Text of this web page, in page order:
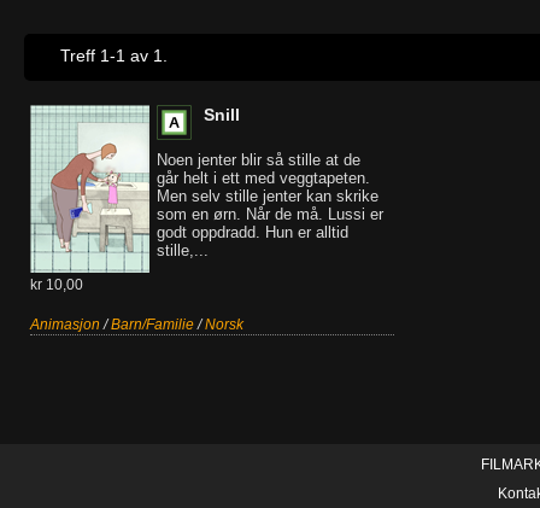
Treff 1-1 av 1.
Snill
Noen jenter blir så stille at de
går helt i ett med veggtapeten.
Men selv stille jenter kan skrike
som en ørn. Når de må. Lussi er
godt oppdradd. Hun er alltid
stille,...
kr 10,00
Animasjon /Barn/Familie/Norsk